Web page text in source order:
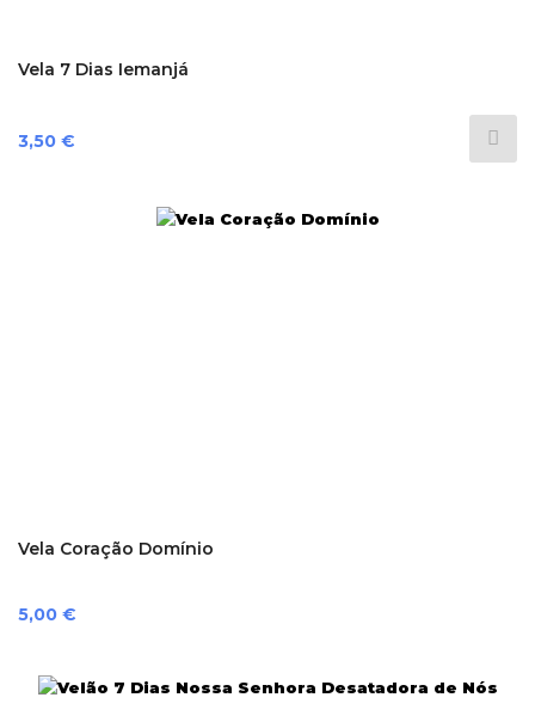
Vela 7 Dias Iemanjá
Preço
3,50 €
Vela Coração Domínio
Preço
5,00 €